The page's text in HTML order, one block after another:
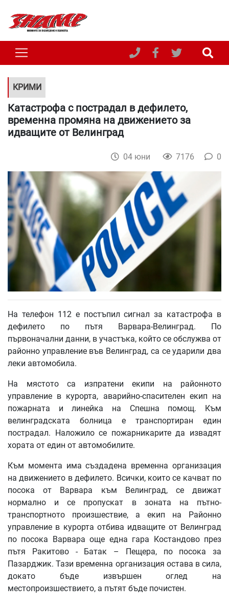
КРИМИ
Катастрофа с пострадал в дефилето,
временна промяна на движението за
идващите от Велинград
04 юни 7176 0
На телефон 112 е постъпил сигнал за катастрофа в
дефилето по пътя Варвара-Велинград. По
първоначални данни, в участъка, който се обслужва от
районно управление във Велинград, са се ударили два
леки автомобила.
На мястото са изпратени екипи на районното
управление в курорта, аварийно-спасителен екип на
пожарната и линейка на Спешна помощ. Към
велинградската болница е транспортиран един
пострадал. Наложило се пожарникарите да извадят
хората от един от автомобилите.
Към момента има създадена временна организация
на движението в дефилето. Всички, които се качват по
посока от Варвара към Велинград, се движат
нормално и се пропускат в зоната на пътно-
транспортното произшествие, а екип на Районно
управление в курорта отбива идващите от Велинград
по посока Варвара още една гара Костандово през
пътя Ракитово - Батак – Пещера, по посока за
Пазарджик. Тази временна организация остава в сила,
докато бъде извършен оглед на
местопроизшествието, а пътят бъде почистен.